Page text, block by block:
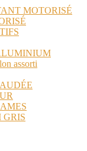
MOTORISÉ
assorti